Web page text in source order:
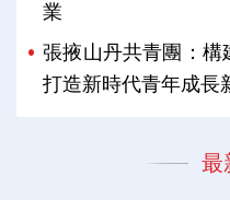
業
張掖山丹共青團：構
打造新時代青年成長
最